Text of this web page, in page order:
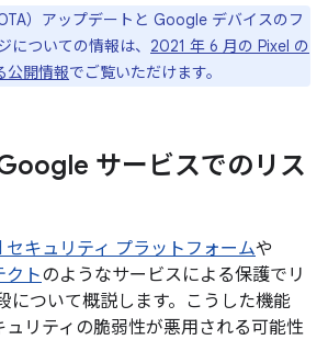
）アップデートと Google デバイスのフ
についての情報は、 2021 年 6 月の Pixel の
公開情報でご覧いただけます。
サービスでのリス
セキュリティ プラットフォームや
クトのようなサービスによる保護でリ
について概説します。こうした機能
ュリティの脆弱性が悪用される可能性